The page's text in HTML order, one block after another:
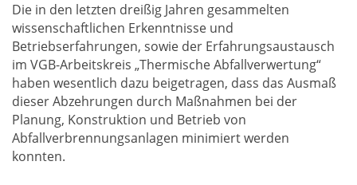
Die in den letzten dreißig Jahren gesammelten
wissenschaftlichen Erkenntnisse und
Betriebserfahrungen, sowie der Erfahrungsaustausch
im VGB-Arbeitskreis „Thermische Abfallverwertung“
haben wesentlich dazu beigetragen, dass das Ausmaß
dieser Abzehrungen durch Maßnahmen bei der
Planung, Konstruktion und Betrieb von
Abfallverbrennungsanlagen minimiert werden
konnten.